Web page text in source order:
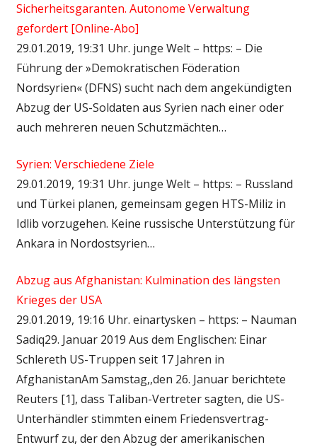
Sicherheitsgaranten. Autonome Verwaltung
gefordert [Online-Abo]
29.01.2019, 19:31 Uhr. junge Welt – https: – Die
Führung der »Demokratischen Föderation
Nordsyrien« (DFNS) sucht nach dem angekündigten
Abzug der US-Soldaten aus Syrien nach einer oder
auch mehreren neuen Schutzmächten…
Syrien: Verschiedene Ziele
29.01.2019, 19:31 Uhr. junge Welt – https: – Russland
und Türkei planen, gemeinsam gegen HTS-Miliz in
Idlib vorzugehen. Keine russische Unterstützung für
Ankara in Nordostsyrien…
Abzug aus Afghanistan: Kulmination des längsten
Krieges der USA
29.01.2019, 19:16 Uhr. einartysken – https: – Nauman
Sadiq29. Januar 2019 Aus dem Englischen: Einar
Schlereth US-Truppen seit 17 Jahren in
AfghanistanAm Samstag,,den 26. Januar berichtete
Reuters [1], dass Taliban-Vertreter sagten, die US-
Unterhändler stimmten einem Friedensvertrag-
Entwurf zu, der den Abzug der amerikanischen